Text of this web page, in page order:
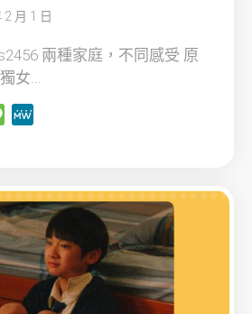
月 1 日
兩種家庭，不同感受 原
女...
Message